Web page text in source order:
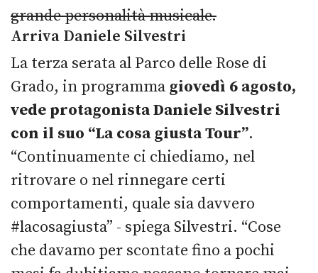
grande personalità musicale.
Arriva Daniele Silvestri
La terza serata al Parco delle Rose di
Grado, in programma giovedì 6 agosto,
vede protagonista Daniele Silvestri
con il suo “La cosa giusta Tour”.
“Continuamente ci chiediamo, nel
ritrovare o nel rinnegare certi
comportamenti, quale sia davvero
#lacosagiusta” - spiega Silvestri. “Cose
che davamo per scontate fino a pochi